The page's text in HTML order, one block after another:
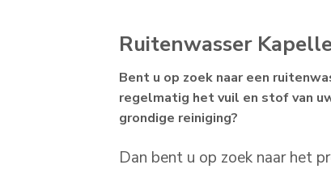
Ruitenwasser
Bent u op zoek naar een
regelmatig het vuil en stof van
grondige reiniging?
Dan bent u op zoek naar het